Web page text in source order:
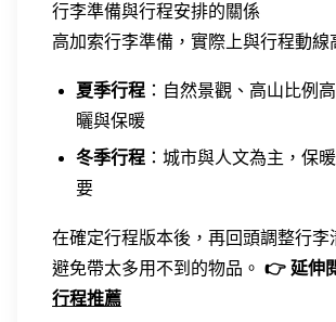
行李準備與行程安排的關係
高加索行李準備，實際上與行程動線
夏季行程 ：自然景觀、高山比例
曬與保暖
冬季行程 ：城市與人文為主，保
要
在確定行程版本後，再回頭調整行李
避免帶太多用不到的物品。 👉 延伸
行程推薦